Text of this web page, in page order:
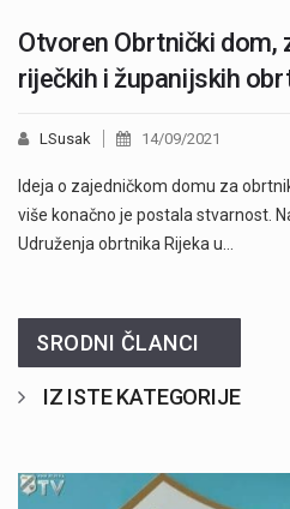
Otvoren Obrtnički dom,
riječkih i županijskih
LSusak 14/09/2021
Ideja o zajedničkom domu za
više konačno je postala stvarnost.
Udruženja obrtnika Rijeka u…
SRODNI ČLANCI
IZ ISTE KATEGORIJE